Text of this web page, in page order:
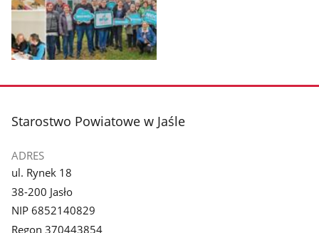
galerii.
stopka
Starostwo Powiatowe w Jaśle
ADRES
ul. Rynek 18
38-200 Jasło
NIP 6852140829
Regon 370443854